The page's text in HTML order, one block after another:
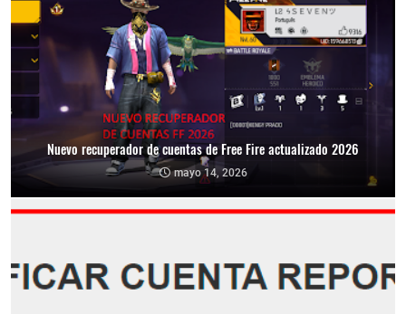
Nuevo recuperador de cuentas de Free Fire actualizado 2026
mayo 14, 2026